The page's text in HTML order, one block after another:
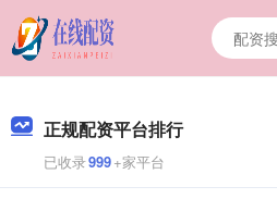
正规配资平台排行
已收录999+家平台